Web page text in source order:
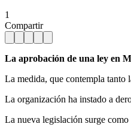
1
Compartir
La aprobación de una ley en
La medida, que contempla tanto
La organización ha instado a
La nueva legislación surge como